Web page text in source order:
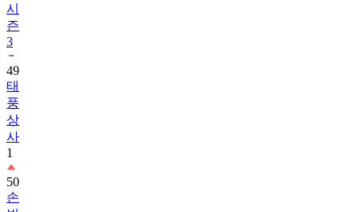
시
즌
3
49
태
풍
상
사
1
50
손